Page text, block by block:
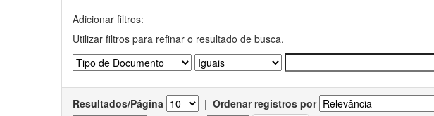
Adicionar filtros:
Utilizar filtros para refinar o resultado de busca.
Resultados/Página | Ordenar registros por